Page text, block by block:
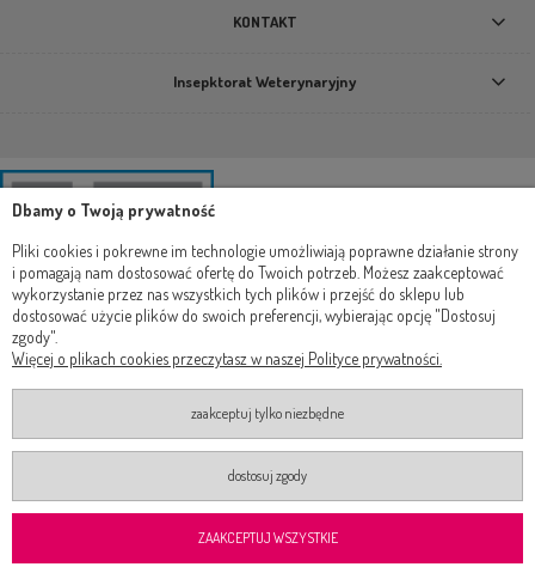
KONTAKT
Insepktorat Weterynaryjny
2019-2024 Wszelkie prawa zastrzeżone ®RealizacjaOnisoftShoper.pl
pokaż pełną wersję strony
Dbamy o Twoją prywatność
Pliki cookies i pokrewne im technologie umożliwiają poprawne działanie strony
i pomagają nam dostosować ofertę do Twoich potrzeb. Możesz zaakceptować
wykorzystanie przez nas wszystkich tych plików i przejść do sklepu lub
dostosować użycie plików do swoich preferencji, wybierając opcję "Dostosuj
zgody".
Więcej o plikach cookies przeczytasz w naszej Polityce prywatności.
zaakceptuj tylko niezbędne
dostosuj zgody
ZAAKCEPTUJ WSZYSTKIE